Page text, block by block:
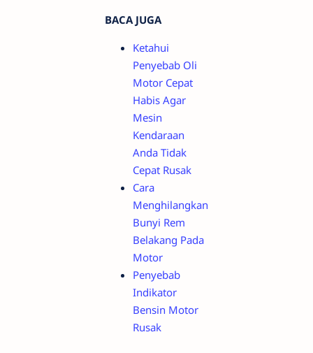
BACA JUGA
Ketahui
Penyebab Oli
Motor Cepat
Habis Agar
Mesin
Kendaraan
Anda Tidak
Cepat Rusak
Cara
Menghilangkan
Bunyi Rem
Belakang Pada
Motor
Penyebab
Indikator
Bensin Motor
Rusak